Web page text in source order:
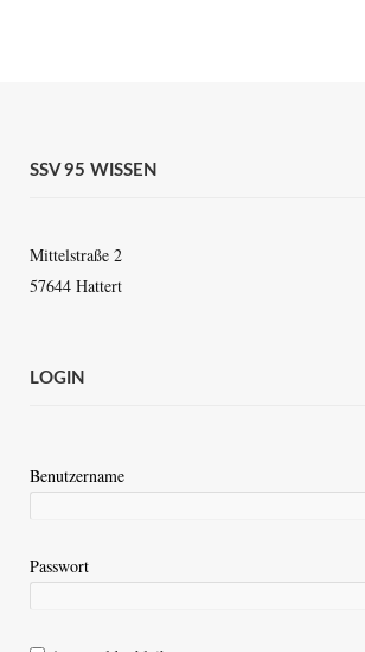
SSV 95 WISSEN
Mittelstraße 2
57644 Hattert
LOGIN
Benutzername
Passwort